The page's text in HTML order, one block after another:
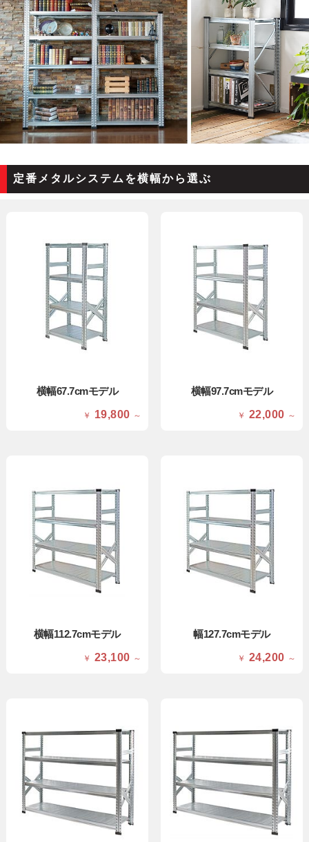
定番メタルシステムを横幅から選ぶ
横幅67.7cmモデル
￥ 19,800 ～
横幅97.7cmモデル
￥ 22,000 ～
横幅112.7cmモデル
￥ 23,100 ～
幅127.7cmモデル
￥ 24,200 ～